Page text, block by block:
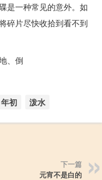
是一种常见的意外。如
碎片尽快收拾到看不到
、倒
年初 泼水
下一篇
元宵不是白的